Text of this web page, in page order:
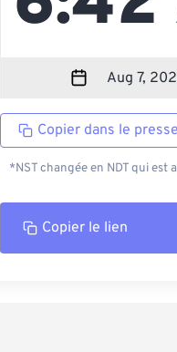
Copier dans le
*NST changée en NDT qui est
Copier le lien